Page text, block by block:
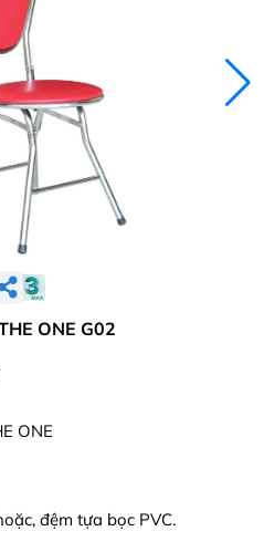
ONE G02
ONE
đệm tựa bọc PVC.